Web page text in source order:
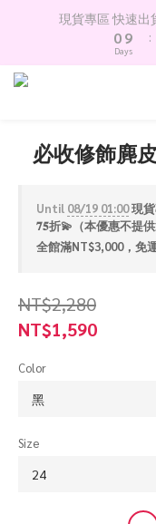
現貨專區 快速出
1
09
8
3
0
Days
:
必收修飾麂
Until 08/19 01:00現貨
𝟕𝟓折💫（本優惠不提
全館滿NT$3,000，免
NT$2,280
NT$1,590
Color
Size